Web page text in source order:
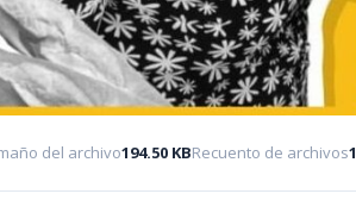
del archivo194.50 KBRecuento de archivos1